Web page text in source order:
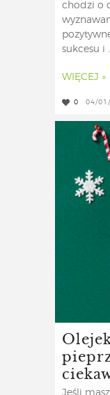
chodzi o
sukcesu i
WIĘCEJ »
0 04/